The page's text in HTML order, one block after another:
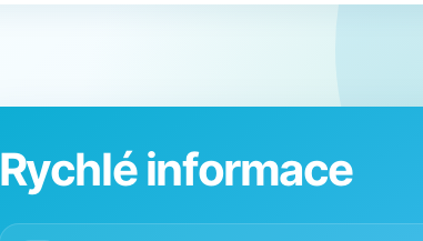
Rychlé informace